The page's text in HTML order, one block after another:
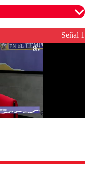
garantizar un
Enviar comentario
Señal 1